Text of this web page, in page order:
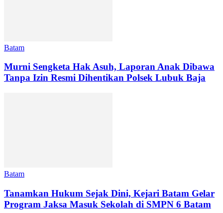
Batam
Murni Sengketa Hak Asuh, Laporan Anak Dibawa
Tanpa Izin Resmi Dihentikan Polsek Lubuk Baja
Batam
Tanamkan Hukum Sejak Dini, Kejari Batam Gelar
Program Jaksa Masuk Sekolah di SMPN 6 Batam